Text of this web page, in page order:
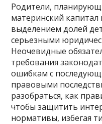
Родители,
материнский капитал
выделением долей
серьезными
Неочевидные
требования
ошибкам с
правовыми
разобраться, как
чтобы защитить
нормативы, избегая